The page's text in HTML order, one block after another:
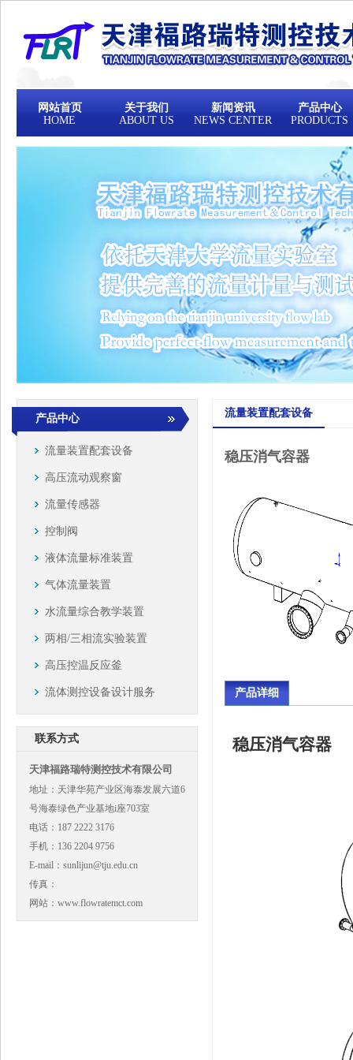
网站首页
HOME
关于我们
ABOUT US
新闻资讯
NEWS CENTER
产品中心
PRODUCTS
产品中心
流量装置配套设备
高压流动观察窗
流量传感器
控制阀
液体流量标准装置
气体流量装置
水流量综合教学装置
两相/三相流实验装置
高压控温反应釜
流体测控设备设计服务
联系方式
天津福路瑞特测控技术有限公司
地址：天津华苑产业区海泰发展六道6
号海泰绿色产业基地i座703室
电话：187 2222 3176
手机：136 2204 9756
E-mail：sunlijun@tju.edu.cn
传真：
网站：www.flowratemct.com
流量装置配套设备
稳压消气容器
产品详细
稳压消气容器